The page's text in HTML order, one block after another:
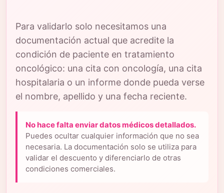
Para validarlo solo necesitamos una
documentación actual que acredite la
condición de paciente en tratamiento
oncológico: una cita con oncología, una cita
hospitalaria o un informe donde pueda verse
el nombre, apellido y una fecha reciente.
No hace falta enviar datos médicos detallados.
Puedes ocultar cualquier información que no sea
necesaria. La documentación solo se utiliza para
validar el descuento y diferenciarlo de otras
condiciones comerciales.